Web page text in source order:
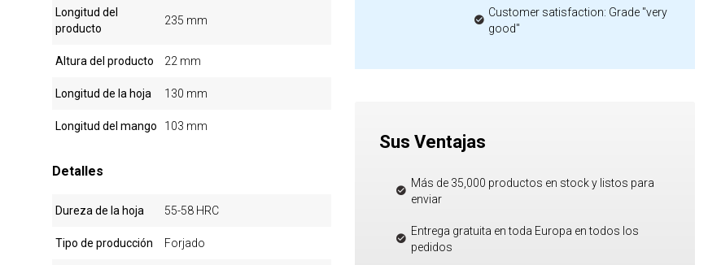
Longitud del
producto
235 mm
Altura del producto 22 mm
Longitud de la hoja 130 mm
Longitud del mango 103 mm
Detalles
Dureza de la hoja 55-58 HRC
Tipo de producción Forjado
Customer satisfaction: Grade "very
good"
Sus Ventajas
Más de 35,000 productos en stock y listos para
enviar
Entrega gratuita en toda Europa en todos los
pedidos